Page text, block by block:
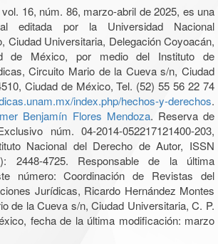
vol. 16, núm. 86, marzo-abril de 2025, es una
editada por la Universidad Nacional
Ciudad Universitaria, Delegación Coyoacán,
de México, por medio del Instituto de
Circuito Mario de la Cueva s/n, Ciudad
Ciudad de México, Tel. (52) 55 56 22 74
index.php/hechos-y-derechos.
Benjamín Flores Mendoza. Reserva de
núm. 04-2014-052217121400-203,
Nacional del Derecho de Autor, ISSN
2448-4725. Responsable de la última
número: Coordinación de Revistas del
Jurídicas, Ricardo Hernández Montes
de la Cueva s/n, Ciudad Universitaria, C. P.
fecha de la última modificación: marzo